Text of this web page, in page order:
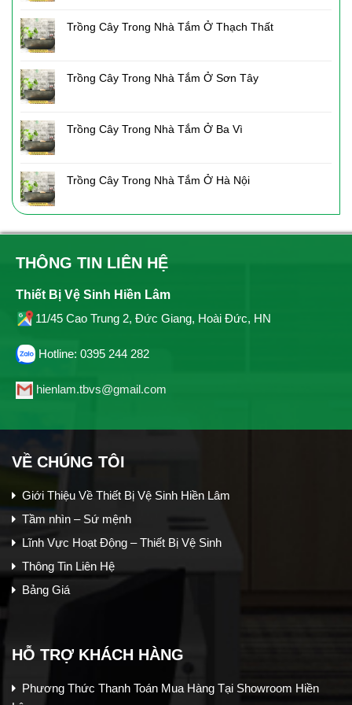
Trồng Cây Trong Nhà Tắm Ở Thạch Thất
Trồng Cây Trong Nhà Tắm Ở Sơn Tây
Trồng Cây Trong Nhà Tắm Ở Ba Vì
Trồng Cây Trong Nhà Tắm Ở Hà Nội
THÔNG TIN LIÊN HỆ
Thiết Bị Vệ Sinh Hiền Lâm
11/45 Cao Trung 2, Đức Giang, Hoài Đức, HN
Hotline: 0395 244 282
hienlam.tbvs@gmail.com
VỀ CHÚNG TÔI
Giới Thiệu Về Thiết Bị Vệ Sinh Hiền Lâm
Tầm nhìn – Sứ mệnh
Lĩnh Vực Hoạt Động – Thiết Bị Vệ Sinh
Thông Tin Liên Hệ
Bảng Giá
HỖ TRỢ KHÁCH HÀNG
Phương Thức Thanh Toán Mua Hàng Tại Showroom Hiền